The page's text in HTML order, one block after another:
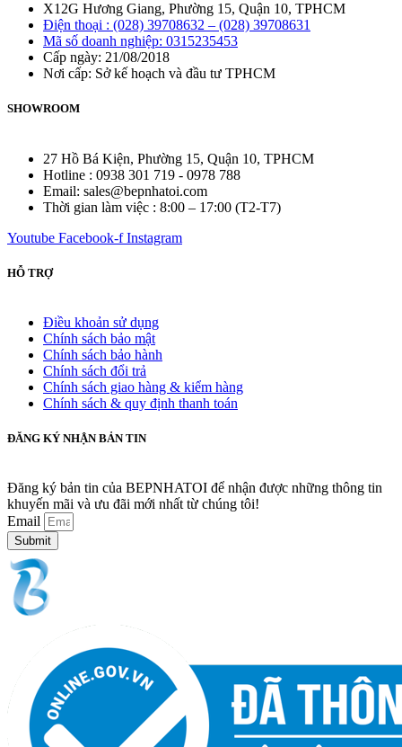
X12G Hương Giang, Phường 15, Quận 10, TPHCM
Điện thoại : (028) 39708632 – (028) 39708631
Mã số doanh nghiệp: 0315235453
Cấp ngày: 21/08/2018
Nơi cấp: Sở kế hoạch và đầu tư TPHCM
SHOWROOM
27 Hồ Bá Kiện, Phường 15, Quận 10, TPHCM
Hotline : 0938 301 719 - 0978 788
Email: sales@bepnhatoi.com
Thời gian làm việc : 8:00 – 17:00 (T2-T7)
Youtube Facebook-f Instagram
HỖ TRỢ
Điều khoản sử dụng
Chính sách bảo mật
Chính sách bảo hành
Chính sách đổi trả
Chính sách giao hàng & kiểm hàng
Chính sách & quy định thanh toán
ĐĂNG KÝ NHẬN BẢN TIN
Đăng ký bản tin của BEPNHATOI để nhận được những thông tin
khuyến mãi và ưu đãi mới nhất từ chúng tôi!
Email
Submit